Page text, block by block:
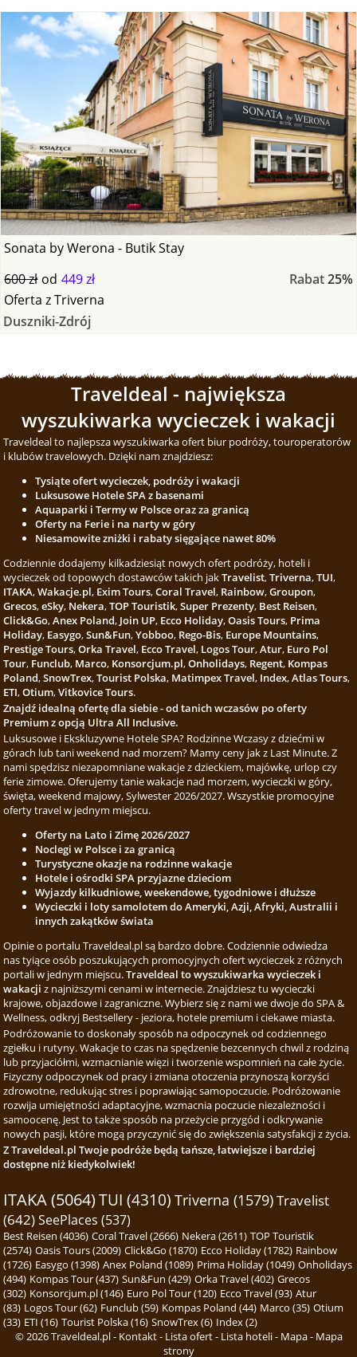
Sonata by Werona - Butik Stay
600 zł od 449 zł Rabat25%
Oferta zTriverna
Duszniki-Zdrój
Traveldeal - największa
wyszukiwarka wycieczek i wakacji
Traveldeal to najlepsza wyszukiwarka ofert biur podróży, touroperatorów
i klubów travelowych. Dzięki nam znajdziesz:
Tysiąte ofert wycieczek, podróży i wakacji
Luksusowe Hotele SPA z basenami
Aquaparki i Termy w Polsce oraz za granicą
Oferty na Ferie i na narty w góry
Niesamowite zniżki i rabaty sięgające nawet 80%
Codziennie dodajemy kilkadziesiąt nowych ofert podróży, hoteli i
wycieczek od topowych dostawców takich jakTravelist,Triverna,TUI,
ITAKA,Wakacje.pl, Exim Tours,Coral Travel, Rainbow,Groupon,
Grecos,eSky, Nekera,TOP Touristik,Super Prezenty, Best Reisen,
Click&Go,Anex Poland, Join UP, Ecco Holiday,Oasis Tours, Prima
Holiday, Easygo,Sun&Fun,Yobboo, Rego-Bis, Europe Mountains,
Prestige Tours,Orka Travel, Ecco Travel, Logos Tour,Atur, Euro Pol
Tour, Funclub, Marco, Konsorcjum.pl,Onholidays, Regent, Kompas
Poland,SnowTrex,Tourist Polska, Matimpex Travel, Index,Atlas Tours,
ETI,Otium,Vitkovice Tours.
Znajdź idealną ofertę dla siebie - od tanich wczasów po oferty
Premium z opcją Ultra All Inclusive.
Luksusowe i Ekskluzywne Hotele SPA? Rodzinne Wczasy z dziećmi w
górach lub tani weekend nad morzem? Mamy ceny jak z Last Minute. Z
nami spędzisz niezapomniane wakacje z dzieckiem, majówkę, urlop czy
ferie zimowe. Oferujemy tanie wakacje nad morzem, wycieczki w góry,
święta, weekend majowy, Sylwester 2026/2027. Wszystkie promocyjne
oferty travel w jednym miejscu.
Oferty na Lato i Zimę 2026/2027
Noclegi w Polsce i za granicą
Turystyczne okazje na rodzinne wakacje
Hotele i ośrodki SPA przyjazne dzieciom
Wyjazdy kilkudniowe, weekendowe, tygodniowe i dłuższe
Wycieczki i loty samolotem do Ameryki, Azji, Afryki, Australii i
innych zakątków świata
Opinie o portalu Traveldeal.pl są bardzo dobre. Codziennie odwiedza
nas tyiące osób poszukujących promocyjnych ofert wycieczek z różnych
portali w jednym miejscu.Traveldeal to wyszukiwarka wycieczek i
wakacji z najniższymi cenami w internecie. Znajdziesz tu wycieczki
krajowe, objazdowe i zagraniczne. Wybierz się z nami we dwoje do SPA &
Wellness, odkryj Bestsellery - jeziora, hotele premium i ciekawe miasta.
Podróżowanie to doskonały sposób na odpoczynek od codziennego
zgiełku i rutyny. Wakacje to czas na spędzenie bezcennych chwil z rodziną
lub przyjaciółmi, wzmacnianie więzi i tworzenie wspomnień na całe życie.
Fizyczny odpoczynek od pracy i zmiana otoczenia przynoszą korzyści
zdrowotne, redukując stres i poprawiając samopoczucie. Podróżowanie
rozwija umiejętności adaptacyjne, wzmacnia poczucie niezależności i
samoocenę. Jest to także sposób na przeżycie przygód i odkrywanie
nowych pasji, które mogą przyczynić się do zwiększenia satysfakcji z życia.
Z Traveldeal.pl Twoje podróże będą tańsze, łatwiejsze i bardziej
dostępne niż kiedykolwiek!
ITAKA (5064)TUI (4310) Triverna (1579)Travelist
(642) SeePlaces (537)
Best Reisen (4036) Coral Travel (2666) Nekera (2611) TOP Touristik
(2574) Oasis Tours (2009) Click&Go (1870) Ecco Holiday (1782) Rainbow
(1726) Easygo (1398) Anex Poland (1089) Prima Holiday (1049) Onholidays
(494) Kompas Tour (437) Sun&Fun (429) Orka Travel (402) Grecos
(302) Konsorcjum.pl (146) Euro Pol Tour (120) Ecco Travel (93) Atur
(83) Logos Tour (62) Funclub (59) Kompas Poland (44) Marco (35) Otium
(33) ETI (16) Tourist Polska (16) SnowTrex (6) Index (2)
© 2026Traveldeal.pl- Kontakt- Lista ofert- Lista hoteli- Mapa- Mapa
strony